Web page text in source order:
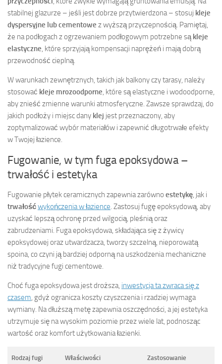
stabilnej glazurze – jeśli jest dobrze przytwierdzona – stosuj kleje
dyspersyjne lub cementowe z wyższą przyczepnością. Pamiętaj,
że na podłogach z ogrzewaniem podłogowym potrzebne sąkleje
elastyczne, które sprzyjają kompensacji naprężeń i mają dobrą
przewodność cieplną.
W warunkach zewnętrznych, takich jak balkony czy tarasy, należy
stosować kleje mrozoodporne, które są elastyczne i wodoodporne,
aby znieść zmienne warunki atmosferyczne. Zawsze sprawdzaj, do
jakich podłoży i miejsc dany klej jest przeznaczony, aby
zoptymalizować wybór materiałów i zapewnić długotrwałe efekty
w Twojej łazience.
Fugowanie, w tym fuga epoksydowa –
trwałość i estetyka
Fugowanie płytek ceramicznych zapewnia zarówno estetykę, jak i
trwałośćwykończenia w łazience. Zastosuj fugę epoksydową, aby
uzyskać lepszą ochronę przed wilgocią, pleśnią oraz
zabrudzeniami. Fuga epoksydowa, składająca się z żywicy
epoksydowej oraz utwardzacza, tworzy szczelną, nieporowatą
spoina, co czyni ją bardziej odporną na uszkodzenia mechaniczne
niż tradycyjne fugi cementowe.
Choć fuga epoksydowa jest droższa, inwestycja ta zwraca się z
czasem, gdyż ogranicza koszty czyszczenia i rzadziej wymaga
wymiany. Na dłuższą metę zapewnia oszczędności, a jej estetyka
utrzymuje się na wysokim poziomie przez wiele lat, podnosząc
wartość oraz komfort użytkowania łazienki.
Rodzaj fugi Właściwości Zastosowanie